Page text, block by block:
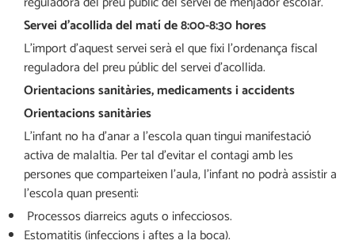
Servei d’acollida del matí de 8:00-8:30 hores
L’import d’aquest servei serà el que fixi l’ordenança fiscal
reguladora del preu públic del servei d’acollida.
Orientacions sanitàries, medicaments i accidents
Orientacions sanitàries
L’infant no ha d’anar a l’escola quan tingui manifestació
activa de malaltia. Per tal d’evitar el contagi amb les
persones que comparteixen l’aula, l’infant no podrà assistir a
l’escola quan presenti:
Processos diarreics aguts o infecciosos.
Estomatitis (infeccions i aftes a la boca).